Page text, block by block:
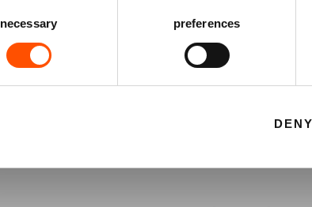
necessary preferences
DENY
Nhung Dam
Legende van de
20:30 uur DVHN Zaal
vanaf € 24,50
AANMELDEN